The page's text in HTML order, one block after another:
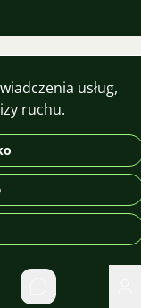
Prywatne
usług,
ruchu.